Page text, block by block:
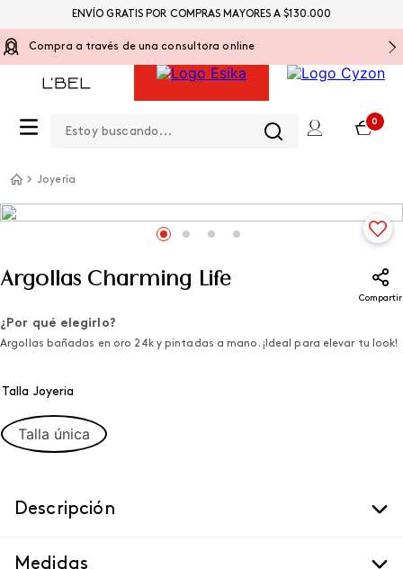
Compra a través de una consultora online
0
ENVÍO GRATIS POR COMPRAS MAYORES A $130.000
Joyería
Argollas Charming Life
Compartir
¿Por qué elegirlo?
Argollas bañadas en oro 24k y pintadas a mano. ¡Ideal para elevar tu look!
Talla Joyeria
Talla única
Descripción
Medidas